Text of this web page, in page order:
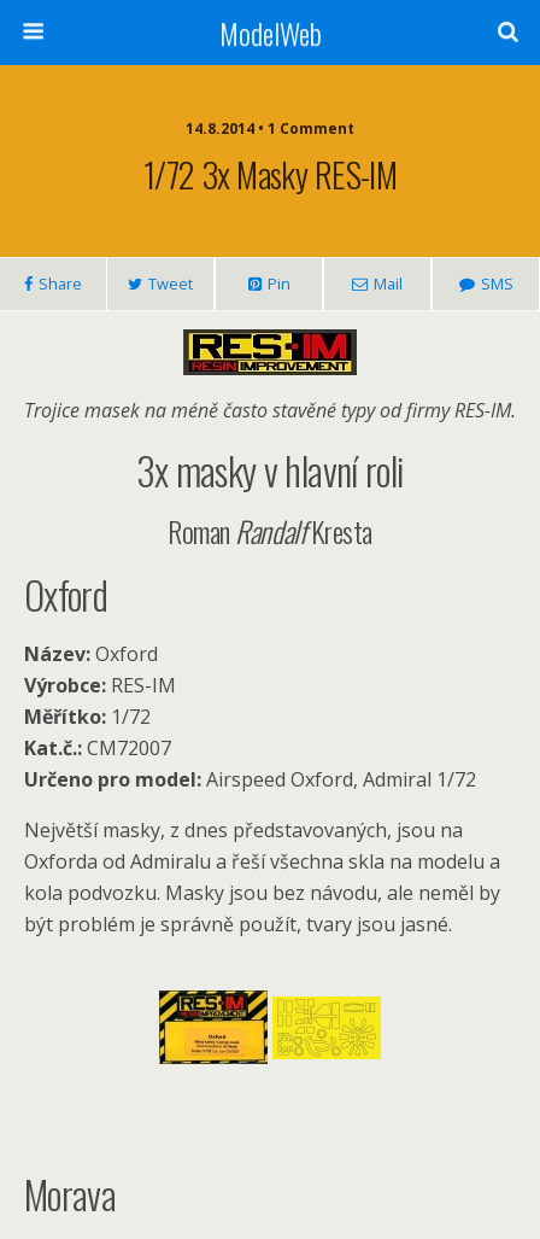
ModelWeb
14.8.2014 • 1 Comment
1/72 3x Masky RES-IM
Share Tweet Pin Mail SMS
Trojice masek na méně často stavěné typy od firmy RES-IM.
3x masky v hlavní roli
RomanRandalfKresta
Oxford
Název:Oxford
Výrobce: RES-IM
Měřítko: 1/72
Kat.č.:CM72007
Určeno pro model:Airspeed Oxford, Admiral 1/72
Největší masky, z dnes představovaných, jsou na
Oxforda od Admiralu a řeší všechna skla na modelu a
kola podvozku. Masky jsou bez návodu, ale neměl by
být problém je správně použít, tvary jsou jasné.
Morava